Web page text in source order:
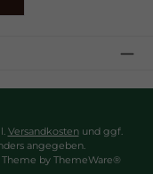
Versandkostenund ggf.
angegeben.
by ThemeWare®